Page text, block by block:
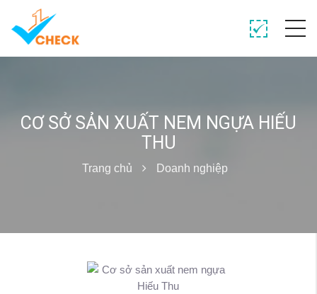
CƠ SỞ SẢN XUẤT NEM NGỰA HIẾU
THU
Trang chủ Doanh nghiệp